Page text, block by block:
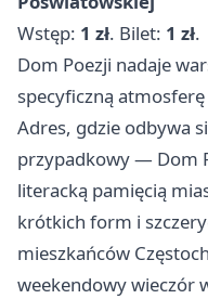
Wstęp: 1 zł. Bilet: 1 zł.
Dom Poezji nadaje
specyficzną atmosferę
Adres, gdzie odbywa
przypadkowy — Dom
literacką pamięcią
krótkich form i
mieszkańców
weekendowy wieczór